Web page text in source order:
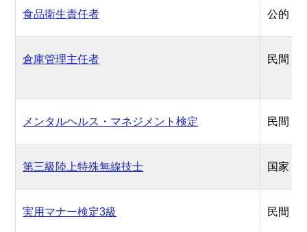
食品衛生責任者 公的
倉庫管理主任者 民間
メンタルヘルス・マネジメント検定 民間
第三級陸上特殊無線技士 国家
実用マナー検定3級 民間